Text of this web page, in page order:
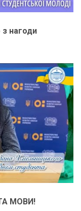
з нагоди
МОВИ!